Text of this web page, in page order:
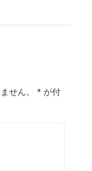
せん。 * が付